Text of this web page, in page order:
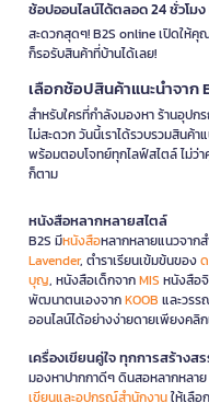
ช้อปออนไลน์ได้ตลอด 24 ชั่วโม
สะดวกสุดๆ! B2S online เปิดให้
ก็รอรับสินค้าที่บ้านได้เลย!
เลือกช้อปสินค้าแนะนำจาก
สำหรับใครที่กำลังมองหา ร้านอุปก
ไม่สะดวก วันนี้เราได้รวบรวมสินค้
พร้อมตอบโจทย์ทุกไลฟ์สไตล์ ไม่ว่
ก็ตาม
หนังสือหลากหลายสไตล์
B2S มีหนังสือหลากหลายแนวจาก
Lavender, ตำราเรียนเข้มข้นของ
บุญ, หนังสือเด็กจากMIS หนังสือ
พัฒนาตนเองจากKOOB และวร
ออนไลน์ได้อย่างง่ายดายเพียงคลิ
เครื่องเขียนคู่ใจ ทุกการสร้างส
มองหาปากกาดีๆ ดินสอหลากหลา
เขียนและอุปกรณ์สำนักงานให้เลื